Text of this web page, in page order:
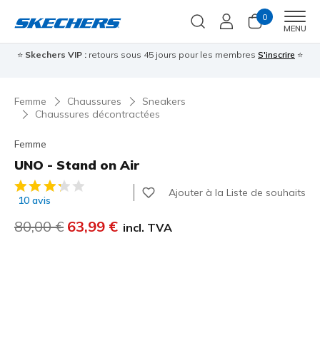
0
MENU
⭐ Skechers VIP : retours sous 45 jours pour les membres S'inscrire ⭐
Femme Chaussures
Sneakers
Chaussures décontractées
Femme
UNO - Stand on Air
Évaluation client 5 sur 5
10 avis
Ajouter à la Liste de souhaits
Prix réduit de
80,00 € à
63,99 € incl. TVA